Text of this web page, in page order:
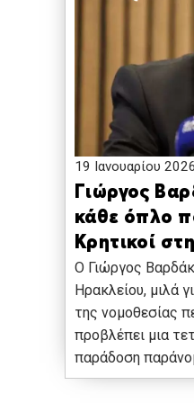
19 Ιανουαρίου 2026
Γιώργος
κάθε όπλο
Κρητικοί
Ο Γιώργος
Ηρακλείου, μιλά
της νομοθεσίας
προβλέπει μια
παράδοση